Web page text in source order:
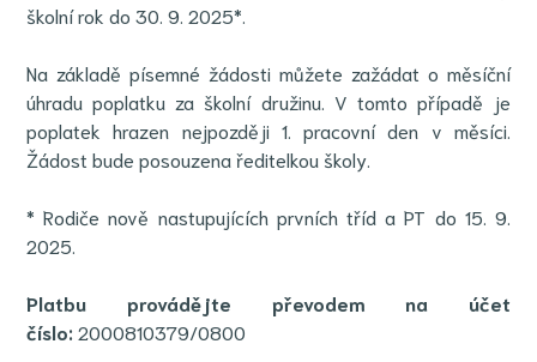
školní rok do 30. 9. 2025*.
Na základě písemné žádosti můžete zažádat o měsíční
úhradu poplatku za školní družinu. V tomto případě je
poplatek hrazen nejpozději 1. pracovní den v měsíci.
Žádost bude posouzena ředitelkou školy.
* Rodiče nově nastupujících prvních tříd a PT do 15. 9.
2025.
Platbu provádějte převodem na účet
číslo: 2000810379/0800